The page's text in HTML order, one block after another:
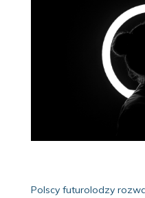
Polscy futurolodzy